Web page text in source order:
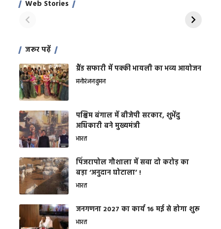
Web Stories
जरूर पढ़ें
ग्रैंड सफारी में पक्की भायली का भव्य आयोजन
मनोरंजनवुमन
पश्चिम बंगाल में बीजेपी सरकार, शुभेंदु
अधिकारी बने मुख्यमंत्री
भारत
​पिंजरापोल गौशाला में सवा दो करोड़ का
बड़ा ‘अनुदान घोटाला’ !
भारत
जनगणना 2027 का कार्य 16 मई से होगा शुरू
भारत